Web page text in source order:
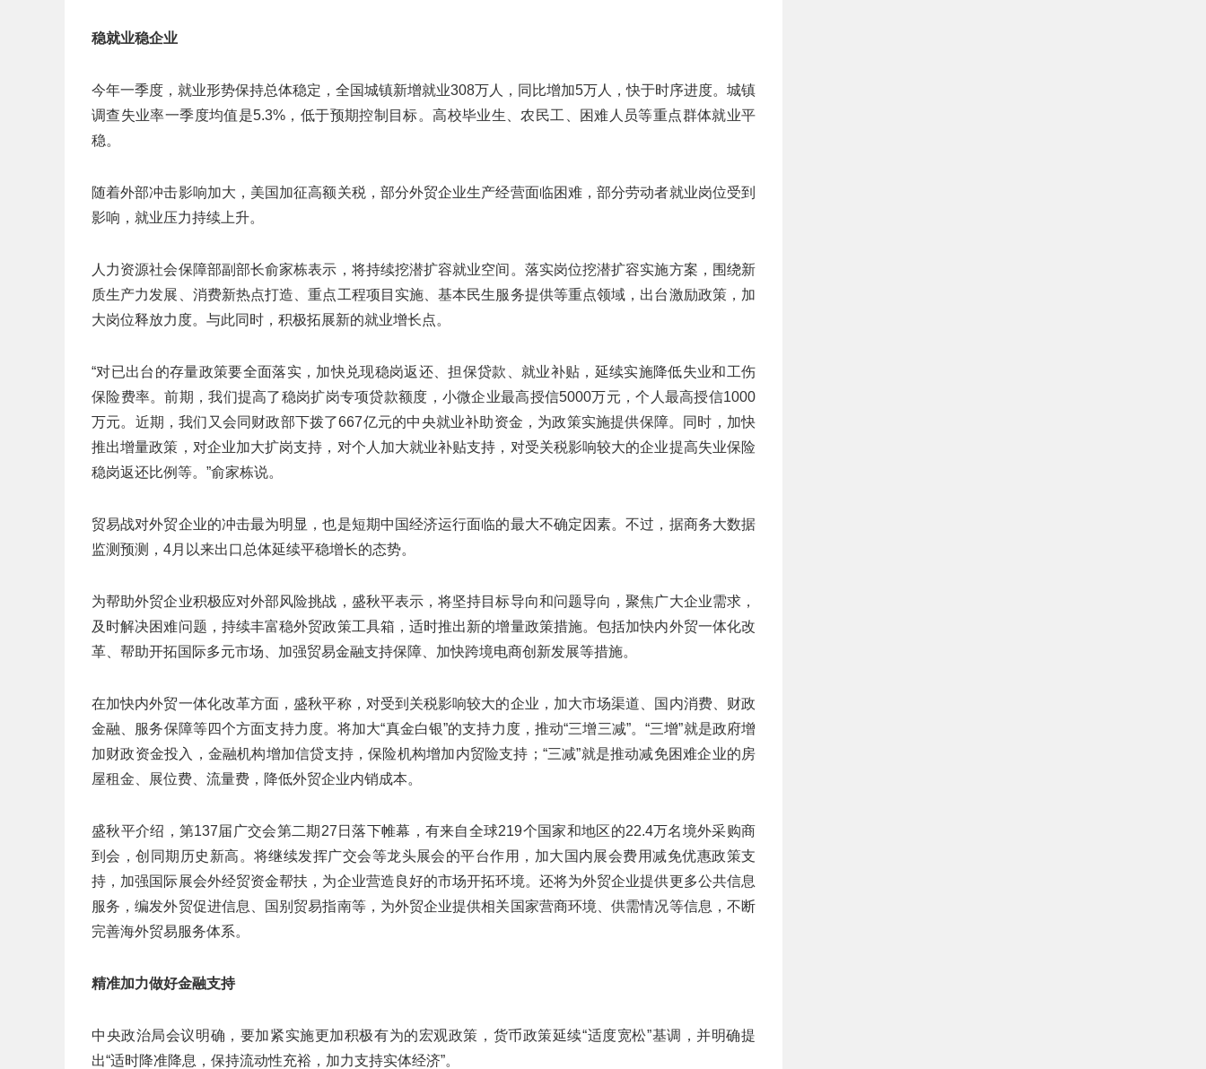
稳就业稳企业
今年一季度，就业形势保持总体稳定，全国城镇新增就业308万人，同比增加5万人，快于时序进度。城镇
调查失业率一季度均值是5.3%，低于预期控制目标。高校毕业生、农民工、困难人员等重点群体就业平
稳。
随着外部冲击影响加大，美国加征高额关税，部分外贸企业生产经营面临困难，部分劳动者就业岗位受到
影响，就业压力持续上升。
人力资源社会保障部副部长俞家栋表示，将持续挖潜扩容就业空间。落实岗位挖潜扩容实施方案，围绕新
质生产力发展、消费新热点打造、重点工程项目实施、基本民生服务提供等重点领域，出台激励政策，加
大岗位释放力度。与此同时，积极拓展新的就业增长点。
“对已出台的存量政策要全面落实，加快兑现稳岗返还、担保贷款、就业补贴，延续实施降低失业和工伤
保险费率。前期，我们提高了稳岗扩岗专项贷款额度，小微企业最高授信5000万元，个人最高授信1000
万元。近期，我们又会同财政部下拨了667亿元的中央就业补助资金，为政策实施提供保障。同时，加快
推出增量政策，对企业加大扩岗支持，对个人加大就业补贴支持，对受关税影响较大的企业提高失业保险
稳岗返还比例等。”俞家栋说。
贸易战对外贸企业的冲击最为明显，也是短期中国经济运行面临的最大不确定因素。不过，据商务大数据
监测预测，4月以来出口总体延续平稳增长的态势。
为帮助外贸企业积极应对外部风险挑战，盛秋平表示，将坚持目标导向和问题导向，聚焦广大企业需求，
及时解决困难问题，持续丰富稳外贸政策工具箱，适时推出新的增量政策措施。包括加快内外贸一体化改
革、帮助开拓国际多元市场、加强贸易金融支持保障、加快跨境电商创新发展等措施。
在加快内外贸一体化改革方面，盛秋平称，对受到关税影响较大的企业，加大市场渠道、国内消费、财政
金融、服务保障等四个方面支持力度。将加大“真金白银”的支持力度，推动“三增三减”。“三增”就是政府增
加财政资金投入，金融机构增加信贷支持，保险机构增加内贸险支持；“三减”就是推动减免困难企业的房
屋租金、展位费、流量费，降低外贸企业内销成本。
盛秋平介绍，第137届广交会第二期27日落下帷幕，有来自全球219个国家和地区的22.4万名境外采购商
到会，创同期历史新高。将继续发挥广交会等龙头展会的平台作用，加大国内展会费用减免优惠政策支
持，加强国际展会外经贸资金帮扶，为企业营造良好的市场开拓环境。还将为外贸企业提供更多公共信息
服务，编发外贸促进信息、国别贸易指南等，为外贸企业提供相关国家营商环境、供需情况等信息，不断
完善海外贸易服务体系。
精准加力做好金融支持
中央政治局会议明确，要加紧实施更加积极有为的宏观政策，货币政策延续“适度宽松”基调，并明确提
出“适时降准降息，保持流动性充裕，加力支持实体经济”。